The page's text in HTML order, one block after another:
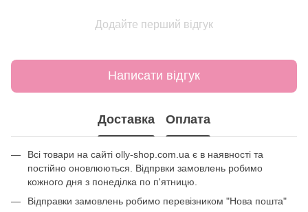
Додайте перший відгук
Написати відгук
Доставка Оплата
Всі товари на сайті olly-shop.com.ua є в наявності та
постійно оновлюються. Відпрвки замовлень робимо
кожного дня з понеділка по п'ятницю.
Відправки замовлень робимо перевізником "Нова пошта"